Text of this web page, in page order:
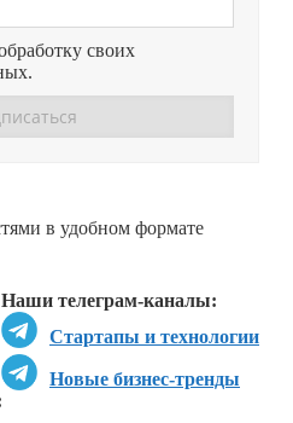
своих
в удобном формате
Наши телеграм-каналы:
Стартапы и технологии
Новые бизнес-тренды